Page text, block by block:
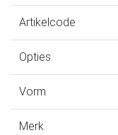
Artikelcode
Opties
Vorm
Merk